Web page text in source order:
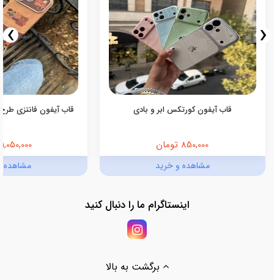
قاب آیفون کورتکس ابر و بادی
850,000 تومان
مشاهده و خرید
قاب آیفون فانتزی
1,050,000 تومان
مشاهده
‹
›
اینستاگرام ما را دنبال کنید
برگشت به بالا